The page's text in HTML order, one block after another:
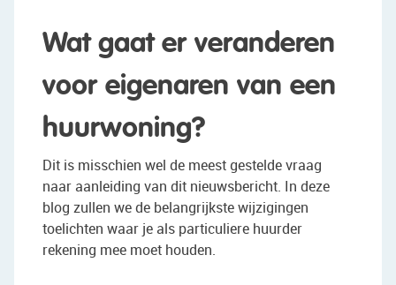
Wat gaat er veranderen
voor eigenaren van een
huurwoning?
Dit is misschien wel de meest gestelde vraag
naar aanleiding van dit nieuwsbericht. In deze
blog zullen we de belangrijkste wijzigingen
toelichten waar je als particuliere huurder
rekening mee moet houden.